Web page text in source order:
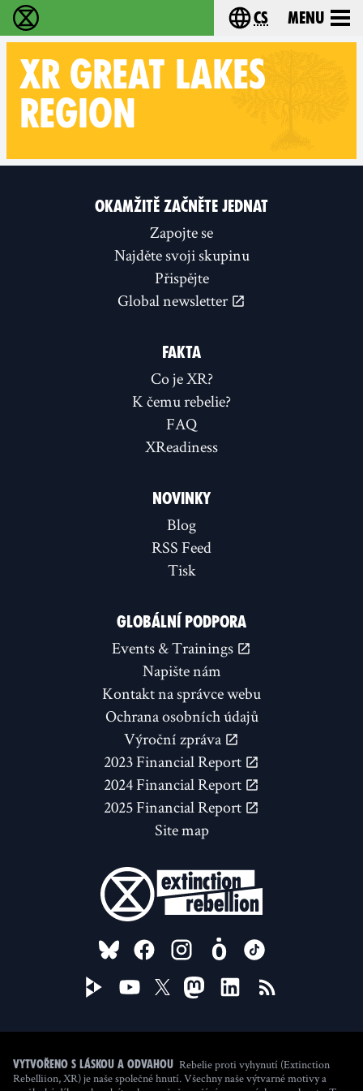
Rebelie proti vyhynutí - Home Choose your
cs Menu
XR GREAT LAKES
REGION
OKAMŽITĚ ZAČNĚTE JEDNAT
Zapojte se
Najděte svoji skupinu
Přispějte
Global newsletter
FAKTA
Co je XR?
K čemu rebelie?
FAQ
XReadiness
NOVINKY
Blog
RSS Feed
Tisk
GLOBÁLNÍ PODPORA
Events & Trainings
Napište nám
Kontakt na správce webu
Ochrana osobních údajů
Výroční zpráva
2023 Financial Report
2024 Financial Report
2025 Financial Report
Site map
FOLLOW US ON
Vytvořeno s láskou a odvahou Rebelie proti vyhynutí (Extinction
Rebelliion, XR) je naše společné hnutí. Všechny naše výtvarné motivy a